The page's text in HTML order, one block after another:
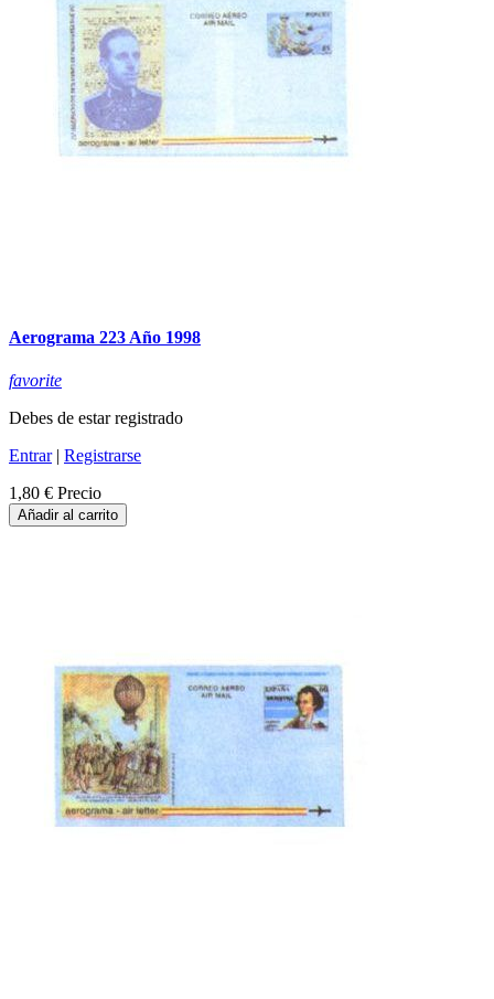
Aerograma 223 Año 1998
favorite
Debes de estar registrado
Entrar| Registrarse
1,80 € Precio
Añadir al carrito